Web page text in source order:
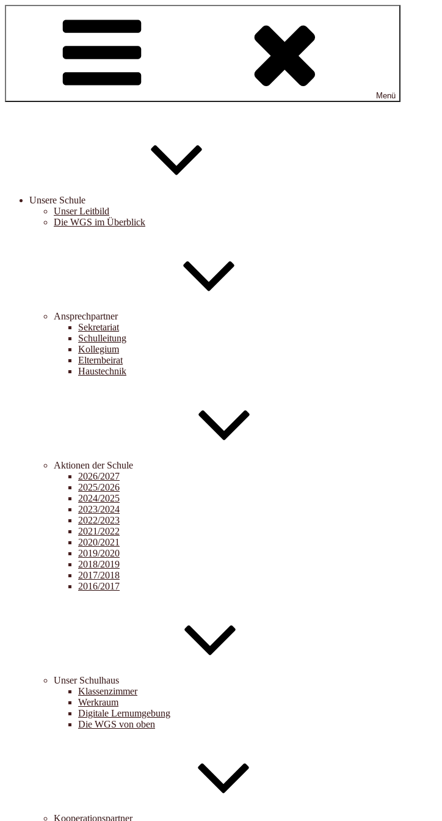
Zum
Menü
Unsere Schule
Unser Leitbild
Die WGS im Überblick
Ansprechpartner
Sekretariat
Schulleitung
Kollegium
Elternbeirat
Haustechnik
Aktionen der Schule
2026/2027
2025/2026
2024/2025
2023/2024
2022/2023
2021/2022
2020/2021
2019/2020
2018/2019
2017/2018
2016/2017
Unser Schulhaus
Klassenzimmer
Werkraum
Digitale Lernumgebung
Die WGS von oben
Kooperationspartner